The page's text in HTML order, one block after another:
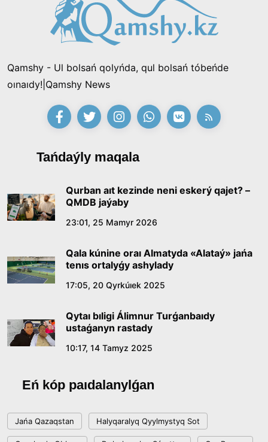
Qamshy - Ul bolsań qolyńda, qul bolsań tóbeńde
oınaıdy!|Qamshy News
Tańdaýly maqala
Qurban aıt kezinde neni eskerý qajet? –
QMDB jaýaby
23:01, 25 Mamyr 2026
Qala kúnine oraı Almatyda «Alataý» jańa
tenıs ortalyǵy ashylady
17:05, 20 Qyrkúıek 2025
Qytaı bıligi Álimnur Turǵanbaıdy
ustaǵanyn rastady
10:17, 14 Tamyz 2025
Eń kóp paıdalanylǵan
Jańa Qazaqstan Halyqaralyq Qyylmystyq Sot